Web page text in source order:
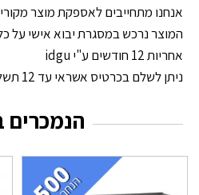
אנחנו מתחייבים לאספקת מוצר מקורי
המוצר נרכש במסגרת יבוא אישי על
אחריות 12 חודשים ע"י idgu
ניתן לשלם בכרטיס אשראי עד 12 תשלומים (בתוספת ריבית)
הנמכרים